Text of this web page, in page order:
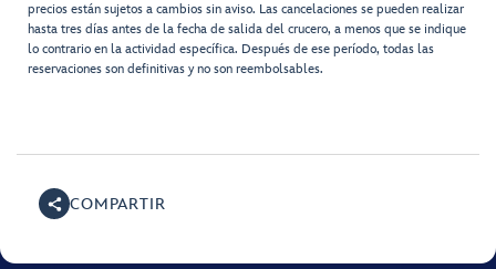
precios están sujetos a cambios sin aviso. Las cancelaciones se pueden realizar
hasta tres días antes de la fecha de salida del crucero, a menos que se indique
lo contrario en la actividad específica. Después de ese período, todas las
reservaciones son definitivas y no son reembolsables.
COMPARTIR